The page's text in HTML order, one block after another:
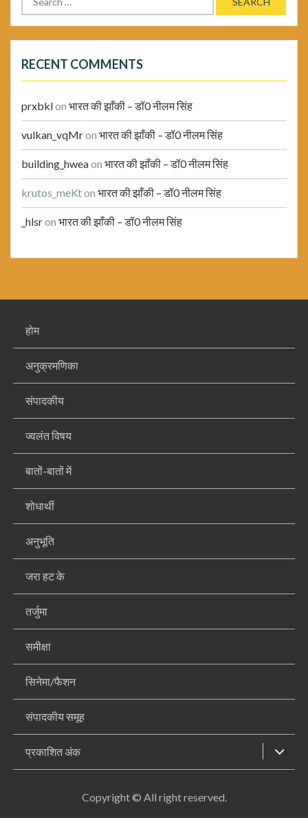
for:
RECENT COMMENTS
prxbklon भारत की झाँकी – डॉ0 नीलम सिंह
vulkan_vqMron भारत की झाँकी – डॉ0 नीलम सिंह
building_hweaon भारत की झाँकी – डॉ0 नीलम सिंह
krutos_meKton भारत की झाँकी – डॉ0 नीलम सिंह
_hlsron भारत की झाँकी – डॉ0 नीलम सिंह
होम
अनुक्रमणिका
संपादकीय
ज्वलंत विषय
बातों-बातों में
शोधार्थी
अनुभूति
जरा हट के
तर्जुमा
समीक्षा
सिनेमा/फैशन
संपादकीय समूह
प्रकाशित अंक
Copyright © All right reserved.